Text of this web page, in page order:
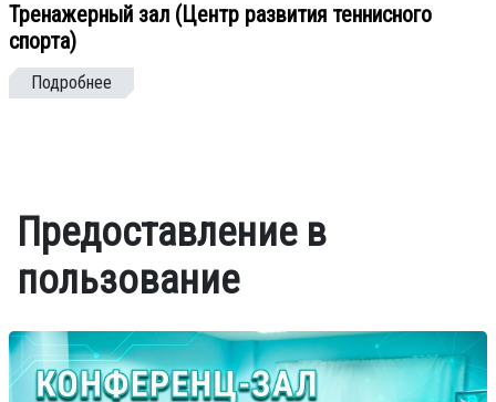
Тренажерный зал (Центр развития теннисного
спорта)
Подробнее
Предоставление в
пользование